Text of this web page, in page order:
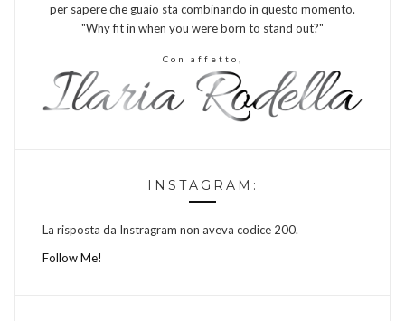
per sapere che guaio sta combinando in questo momento.
"Why fit in when you were born to stand out?"
Con affetto,
INSTAGRAM:
La risposta da Instragram non aveva codice 200.
Follow Me!